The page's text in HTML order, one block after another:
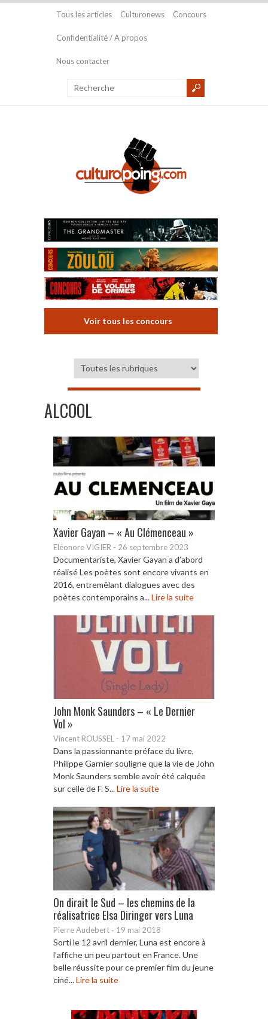
Tous les articles Culturonews Concours
Confidentialité / A propos
Nous contacter
Voir tous les concours
ALCOOL
Xavier Gayan – « Au Clémenceau »
Eléonore VIGIER - 26 septembre 2023
Documentariste, Xavier Gayan a d’abord
réalisé Les poètes sont encore vivants en
2016, entremêlant dialogues avec des
poètes contemporains a...Lire la suite
John Monk Saunders – « Le Dernier
Vol »
Vincent ROUSSEL - 17 mai 2022
Dans la passionnante préface du livre,
Philippe Garnier souligne que la vie de John
Monk Saunders semble avoir été calquée
sur celle de F. S...Lire la suite
On dirait le Sud – les chemins de la
réalisatrice Elsa Diringer vers Luna
Pierre Audebert - 19 mai 2018
Sorti le 12 avril dernier, Luna est encore à
l’affiche un peu partout en France. Une
belle réussite pour ce premier film du jeune
ciné...Lire la suite